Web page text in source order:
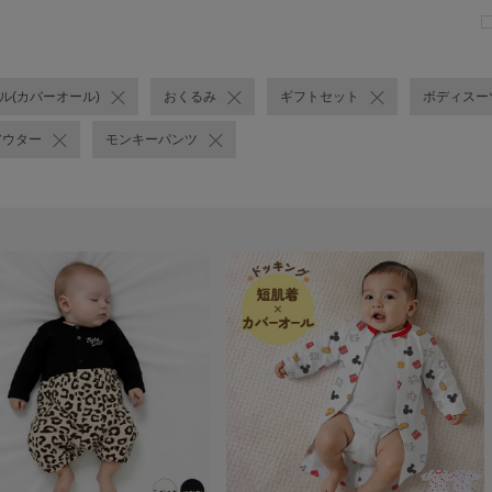
(カバーオール) おくるみ ギフトセット ボディスー
ター モンキーパンツ